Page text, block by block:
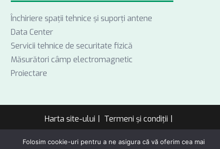
Închiriere spații tehnice și suporți antene
Data Center
Servicii tehnice de securitate fizică
Măsurători câmp electromagnetic
Proiectare
Harta site-ului
Termeni și condiții
Politică de confidențialitate
Folosim cookie-uri pentru a ne asigura că vă oferim cea mai